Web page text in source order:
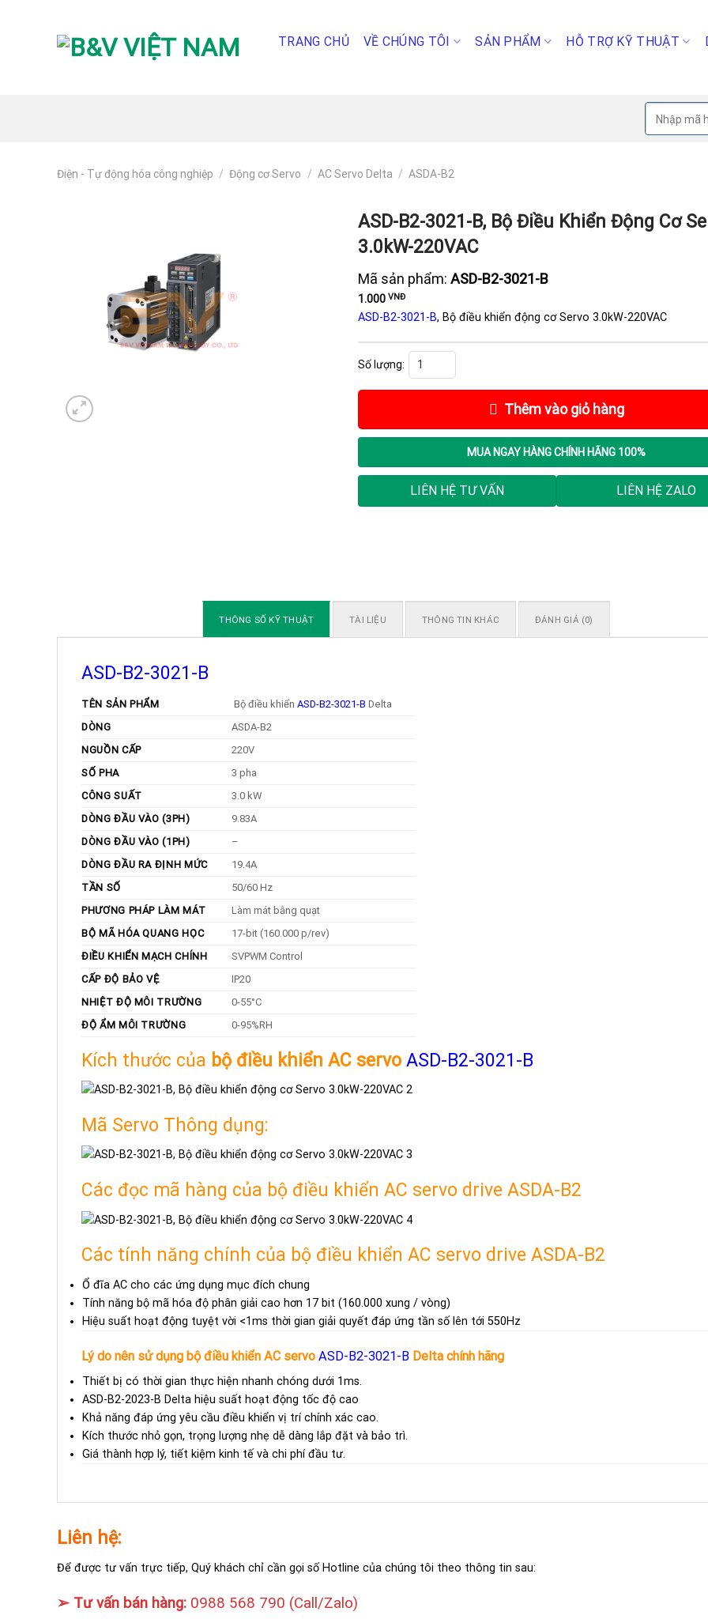
TRANG CHỦ VỀ CHÚNG TÔI SẢN PHẨM HỖ TRỢ KỸ THUẬT
Tìm
kiếm:
Điện - Tự động hóa công nghiệp / Động cơ Servo / AC Servo Delta / ASDA-B2
ASD-B2-3021-B, Bộ Điều Khiển Động Cơ
3.0kW-220VAC
Mã sản phẩm: ASD-B2-3021-B
1.000VNĐ
ASD-B2-3021-B, Bộ điều khiển động cơ Servo 3.0kW-220VAC
ASD-B2-3021-B, Bộ điều khiển động cơ Servo 3.0kW-220VAC số lượng
Thêm vào giỏ hàng
MUA NGAY HÀNG CHÍNH HÃNG 100%
LIÊN HỆ TƯ VẤN LIÊN HỆ ZALO
THÔNG SỐ KỸ THUẬT TÀI LIỆU THÔNG TIN KHÁC ĐÁNH GIÁ (0)
ASD-B2-3021-B
TÊN SẢN PHẨM Bộ điều khiểnASD-B2-3021-B Delta
DÒNG
ASDA-B2
NGUỒN CẤP
220V
SỐ PHA
3 pha
CÔNG SUẤT
3.0 kW
DÒNG ĐẦU VÀO (3PH)
9.83A
DÒNG ĐẦU VÀO (1PH)
–
DÒNG ĐẦU RA ĐỊNH MỨC
19.4A
TẦN SỐ
50/60 Hz
PHƯƠNG PHÁP LÀM MÁT
Làm mát bằng quạt
BỘ MÃ HÓA QUANG HỌC
17-bit (160.000 p/rev)
ĐIỀU KHIỂN MẠCH CHÍNH
SVPWM Control
CẤP ĐỘ BẢO VỆ
IP20
NHIỆT ĐỘ MÔI TRƯỜNG
0-55°C
ĐỘ ẨM MÔI TRƯỜNG
0-95%RH
Kích thước của bộ điều khiển AC servo ASD-B2-3021-B
Mã Servo Thông dụng:
Các đọc mã hàng của bộ điều khiển AC servo drive ASDA-B2
Các tính năng chính của bộ điều khiển AC servo drive ASDA-B2
Ổ đĩa AC cho các ứng dụng mục đích chung
Tính năng bộ mã hóa độ phân giải cao hơn 17 bit (160.000 xung / vòng)
Hiệu suất hoạt động tuyệt vời <1ms thời gian giải quyết đáp ứng tần số lên tới 550Hz
Lý do nên sử dụng bộ điều khiển AC servo ASD-B2-3021-B Delta chính hãng
Thiết bị có thời gian thực hiện nhanh chóng dưới 1ms.
ASD-B2-2023-B Delta hiệu suất hoạt động tốc độ cao
Khả năng đáp ứng yêu cầu điều khiển vị trí chính xác cao.
Kích thước nhỏ gọn, trọng lượng nhẹ dễ dàng lắp đặt và bảo trì.
Giá thành hợp lý, tiết kiệm kinh tế và chi phí đầu tư.
Liên hệ:
Để được tư vấn trực tiếp, Quý khách chỉ cần gọi số Hotline của chúng tôi theo thông tin sau:
➢ Tư vấn bán hàng: 0988 568 790 (Call/Zalo)